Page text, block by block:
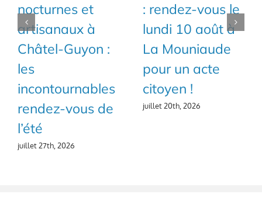
nocturnes et
artisanaux à
Châtel-Guyon :
les
incontournables
rendez-vous de
l’été
juillet 27th, 2026
: rendez-vous le
lundi 10 août à
La Mouniaude
pour un acte
citoyen !
juillet 20th, 2026